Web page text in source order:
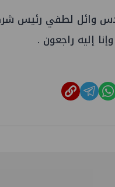
وائل لطفي رئيس
وإنا إليه راجعون .